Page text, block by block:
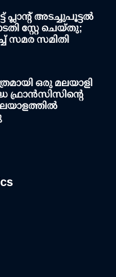
പ്ലാന്റ് അടച്ചുപൂട്ടൽ
സ്റ്റേ ചെയ്തു;
സമര സമിതി
ഒരു മലയാളി
ഫ്രാൻസിസിന്റെ